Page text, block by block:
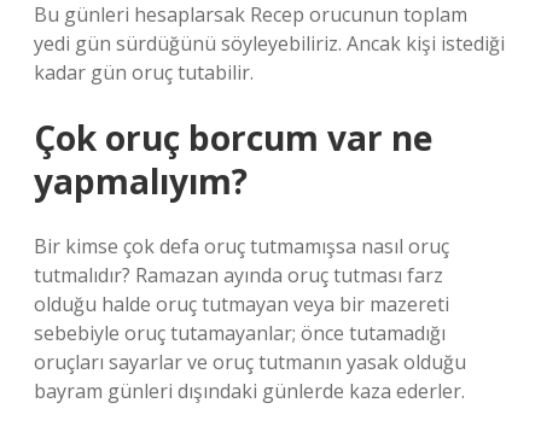
Bu günleri hesaplarsak Recep orucunun toplam
yedi gün sürdüğünü söyleyebiliriz. Ancak kişi istediği
kadar gün oruç tutabilir.
Çok oruç borcum var ne
yapmalıyım?
Bir kimse çok defa oruç tutmamışsa nasıl oruç
tutmalıdır? Ramazan ayında oruç tutması farz
olduğu halde oruç tutmayan veya bir mazereti
sebebiyle oruç tutamayanlar; önce tutamadığı
oruçları sayarlar ve oruç tutmanın yasak olduğu
bayram günleri dışındaki günlerde kaza ederler.